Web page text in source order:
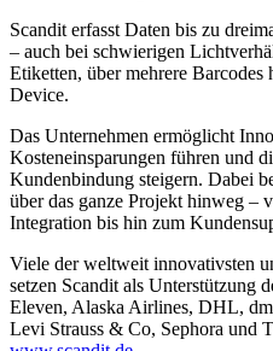
Scandit erfasst Daten bis zu
– auch bei schwierigen
Etiketten, über mehrere
Device.
Das Unternehmen ermöglicht
Kosteneinsparungen führen und
Kundenbindung steigern. Dabei
über das ganze Projekt hinweg –
Integration bis hin zum
Viele der weltweit innovativsten
setzen Scandit als Unterstützung
Eleven, Alaska Airlines, DHL,
Levi Strauss & Co, Sephora und